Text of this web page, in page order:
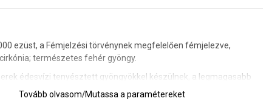
ezüst, a Fémjelzési törvénynek megfelelően fémjelezve,
; természetes fehér gyöngy.
édesvízi tenyésztett gyöngyökkel készülnek, a legmagasabb
Tovább olvasom/Mutassa a paramétereket